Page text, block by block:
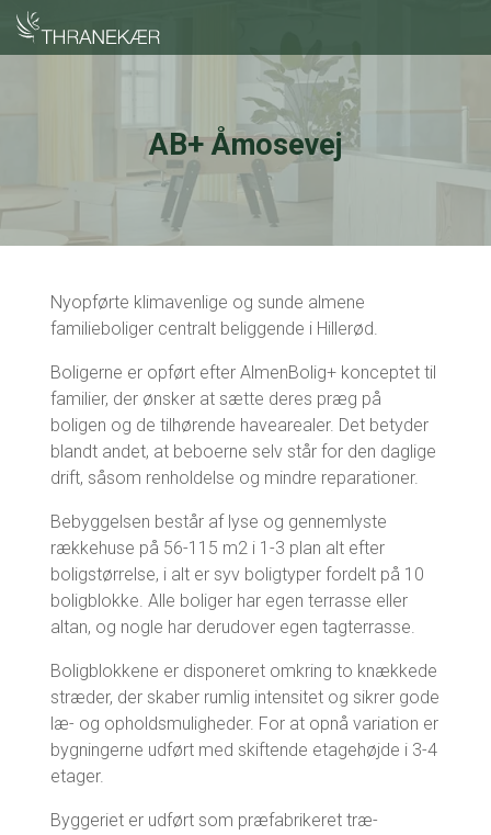
AB+ Åmosevej
Nyopførte klimavenlige og sunde almene
familieboliger centralt beliggende i Hillerød.
Boligerne er opført efter AlmenBolig+ konceptet til
familier, der ønsker at sætte deres præg på
boligen og de tilhørende havearealer. Det betyder
blandt andet, at beboerne selv står for den daglige
drift, såsom renholdelse og mindre reparationer.
Bebyggelsen består af lyse og gennemlyste
rækkehuse på 56-115 m2 i 1-3 plan alt efter
boligstørrelse, i alt er syv boligtyper fordelt på 10
boligblokke. Alle boliger har egen terrasse eller
altan, og nogle har derudover egen tagterrasse.
Boligblokkene er disponeret omkring to knækkede
stræder, der skaber rumlig intensitet og sikrer gode
læ- og opholdsmuligheder. For at opnå variation er
bygningerne udført med skiftende etagehøjde i 3-4
etager.
Byggeriet er udført som præfabrikeret træ-